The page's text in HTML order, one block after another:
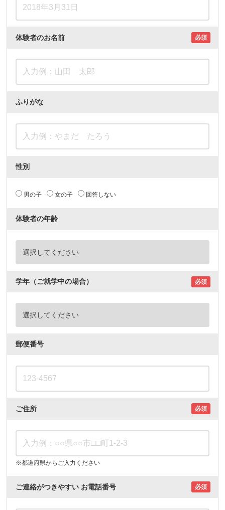
体験者のお名前 必須
ふりがな
性別
男の子 女の子 回答しない
体験者の年齢
学年（ご就学中の場合） 必須
郵便番号
ご住所 必須
※都道府県からご入力ください
ご連絡がつきやすい お電話番号 必須